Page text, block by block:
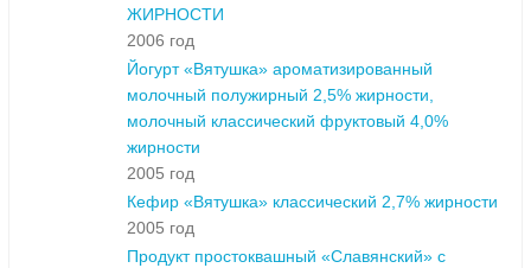
ЖИРНОСТИ
2006 год
Йогурт «Вятушка» ароматизированный
молочный полужирный 2,5% жирности,
молочный классический фруктовый 4,0%
жирности
2005 год
Кефир «Вятушка» классический 2,7% жирности
2005 год
Продукт простоквашный «Славянский» с